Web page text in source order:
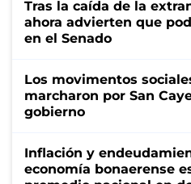
Tras la caída de la
ahora advierten que
en el Senado
Los movimentos
marcharon por San
gobierno
Inflación y
economía bonaerense